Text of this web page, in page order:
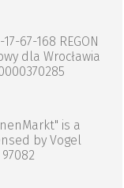
67-168 REGON
dla Wrocławia
is a
by Vogel